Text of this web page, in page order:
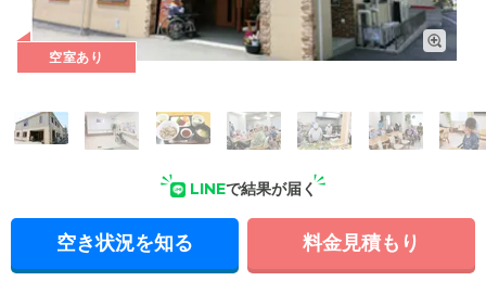
ス前に広いスペースがあり、入り口までお車で乗り付けていた
だけます。
空室あり
LINEで結果が届く
空き状況を知る 料金見積もり